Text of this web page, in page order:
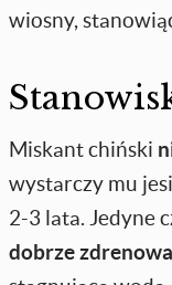
wiosny,
Miskant chiński
wystarczy mu
2-3 lata. Jedyne
dobrze